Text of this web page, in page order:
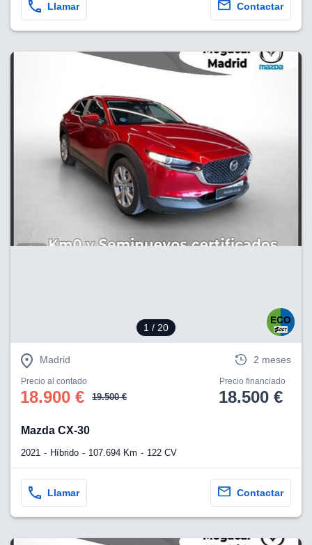
Llamar Contactar
1 / 20
Madrid 2 meses
Precio al contado
18.900 € 19.500 €
Precio financiado
18.500 €
Mazda CX-30
2021 Híbrido 107.694 Km 122 CV
Llamar Contactar